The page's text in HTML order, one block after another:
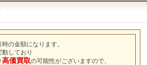
の金額になります。
しており
高価買取の可能性がございますので、